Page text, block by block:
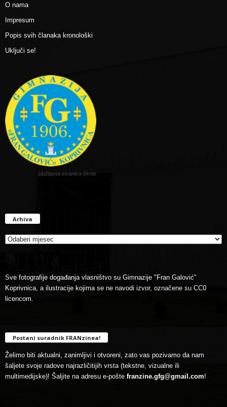
O nama
Impresum
Popis svih članaka kronološki
Uključi se!
službena stranica škole
Arhiva
Sve fotografije događanja vlasništvo su Gimnazije "Fran Galović"
Koprivnica, a ilustracije kojima se ne navodi izvor, označene su CC0
licencom.
Postani suradnik FRANzinea!
Želimo biti aktualni, zanimljivi i otvoreni, zato vas pozivamo da nam
šaljete svoje radove najrazličitijih vrsta (tekstne, vizualne ili
multimedijske)! Šaljite na adresu e-pošte franzine.gfg@gmail.com!